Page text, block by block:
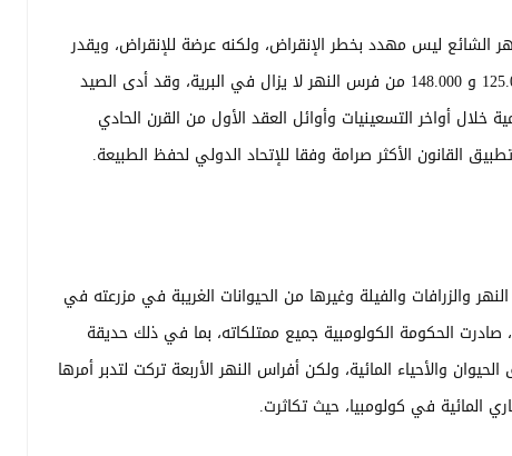
الشائع ليس مهدد بخطر الإنقراض، ولكنه عرضة للإنقراض، ويقدر
الإتحاد الدولي للحفاظ على الطبيعة أن هناك ما بين 125.000 و 148.000 من فرس النهر لا يزال في البرية، وقد أدى الصيد
خلال أواخر التسعينيات وأوائل العقد الأول من القرن الحادي
القانون الأكثر صرامة وفقا للإتحاد الدولي لحفظ الطبيعة.
والزرافات والفيلة وغيرها من الحيوانات الغريبة في مزرعته في
شمال غرب كولومبيا، وعندما قتل إسكوبار في عام 1993، صادرت الحكومة الكولومبية جميع ممتلكاته، بما في ذلك حديقة
والأحياء المائية، ولكن أفراس النهر الأربعة تركت لتدبر أمرها
المائية في كولومبيا، حيث تكاثرت.